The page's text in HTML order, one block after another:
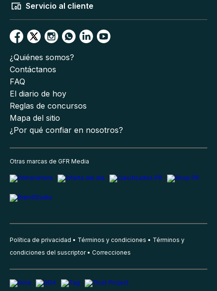
Servicio al cliente
¿Quiénes somos?
Contáctanos
FAQ
El diario de hoy
Reglas de concursos
Mapa del sitio
¿Por qué confiar en nosotros?
Otras marcas de GFR Media
Política de privacidad Términos y condiciones
Términos y
condiciones del suscriptor
Correcciones